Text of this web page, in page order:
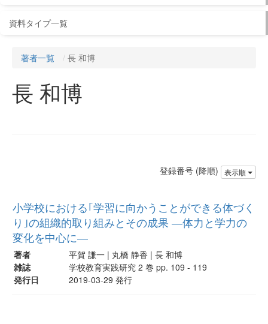
資料タイプ一覧
著者一覧 長 和博
長 和博
登録番号 (降順) 表示順
小学校における｢学習に向かうことができる体づく
り｣の組織的取り組みとその成果 ―体力と学力の
変化を中心に―
著者
平賀 謙一 | 丸橋 静香 | 長 和博
雑誌
学校教育実践研究 2 巻 pp. 109 - 119
発行日
2019-03-29 発行